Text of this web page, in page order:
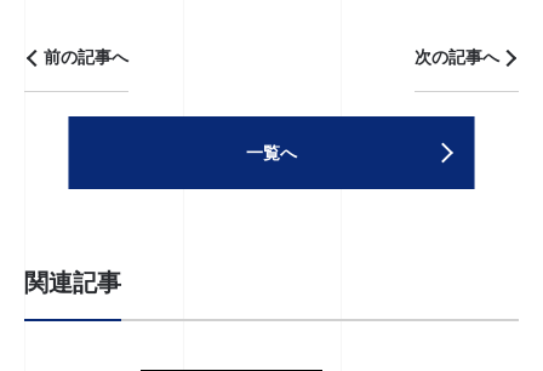
前の記事へ 次の記事へ
一覧へ
関連記事